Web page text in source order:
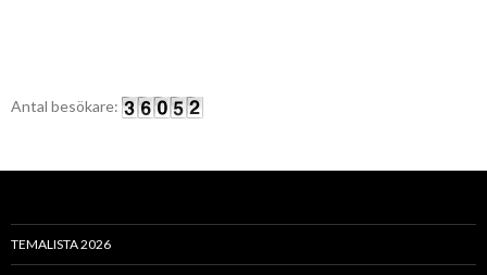
Antal besökare:
TEMALISTA 2026